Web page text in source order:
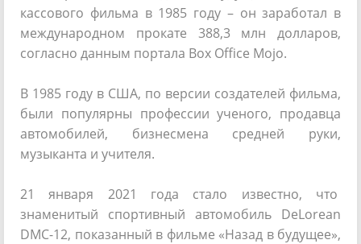
кассового фильма в 1985 году – он заработал в
международном прокате 388,3 млн долларов,
согласно данным портала Box Office Mojo.
В 1985 году в США, по версии создателей фильма,
были популярны профессии ученого, продавца
автомобилей, бизнесмена средней руки,
музыканта и учителя.
21 января 2021 года стало известно, что
знаменитый спортивный автомобиль DeLorean
DMC-12, показанный в фильме «Назад в будущее»,